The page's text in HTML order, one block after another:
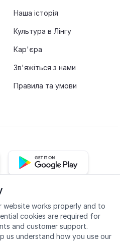
website works properly and to
cookies are required for
and customer support.
us understand how you use our
Наша історія
Культура в Лінгу
Кар'єра
Зв'яжіться з нами
Правила та умови
Android app
YoutubeLinkedIn